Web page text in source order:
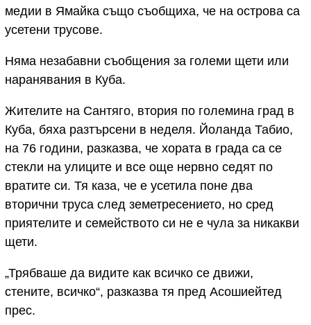
медии в Ямайка също съобщиха, че на острова са
усетени трусове.
Няма незабавни съобщения за големи щети или
наранявания в Куба.
Жителите на Сантяго, втория по големина град в
Куба, бяха разтърсени в неделя. Йоланда Табио,
на 76 години, разказва, че хората в града са се
стекли на улиците и все още нервно седят по
вратите си. Тя каза, че е усетила поне два
вторични труса след земетресението, но сред
приятелите и семейството си не е чула за никакви
щети.
„Трябваше да видите как всичко се движи,
стените, всичко“, разказва тя пред Асошиейтед
прес.